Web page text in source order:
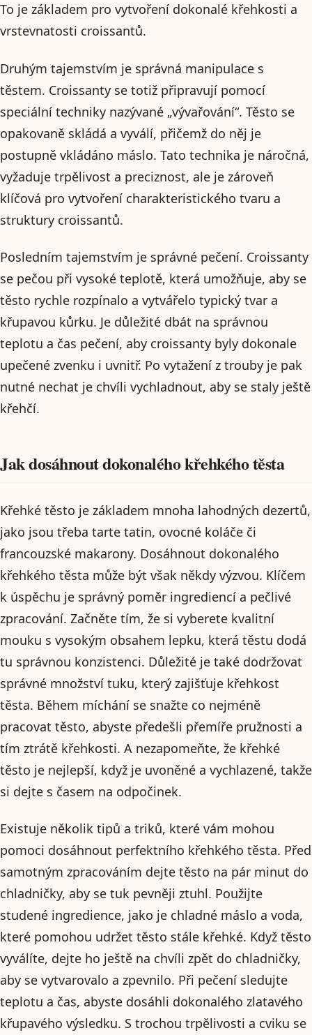
To je základem pro vytvoření dokonalé křehkosti a
vrstevnatosti croissantů.
Druhým tajemstvím je správná manipulace s
těstem. Croissanty se totiž připravují pomocí
speciální techniky nazývané „vývařování“. Těsto se
opakovaně skládá a vyválí, přičemž do něj je
postupně vkládáno máslo. Tato technika je náročná,
vyžaduje trpělivost a preciznost, ale je zároveň
klíčová pro vytvoření charakteristického tvaru a
struktury croissantů.
Posledním tajemstvím je správné pečení. Croissanty
se pečou při vysoké teplotě, která umožňuje, aby se
těsto rychle rozpínalo a vytvářelo typický tvar a
křupavou kůrku. Je důležité dbát na správnou
teplotu a čas pečení, aby croissanty byly dokonale
upečené zvenku i uvnitř. Po vytažení z trouby je pak
nutné nechat je chvíli vychladnout, aby se staly ještě
křehčí.
Jak dosáhnout dokonalého křehkého těsta
Křehké těsto je základem mnoha lahodných dezertů,
jako jsou třeba tarte tatin, ovocné koláče či
francouzské makarony. Dosáhnout dokonalého
křehkého těsta může být však někdy výzvou. Klíčem
k úspěchu je správný poměr ingrediencí a pečlivé
zpracování. Začněte tím, že si vyberete kvalitní
mouku s vysokým obsahem lepku, která těstu dodá
tu správnou konzistenci. Důležité je také dodržovat
správné množství tuku, který zajišťuje křehkost
těsta. Během míchání se snažte co nejméně
pracovat těsto, abyste předešli přemíře pružnosti a
tím ztrátě křehkosti. A nezapomeňte, že křehké
těsto je nejlepší, když je uvoněné a vychlazené, takže
si dejte s časem na odpočinek.
Existuje několik tipů a triků, které vám mohou
pomoci dosáhnout perfektního křehkého těsta. Před
samotným zpracováním dejte těsto na pár minut do
chladničky, aby se tuk pevněji ztuhl. Použijte
studené ingredience, jako je chladné máslo a voda,
které pomohou udržet těsto stále křehké. Když těsto
vyválíte, dejte ho ještě na chvíli zpět do chladničky,
aby se vytvarovalo a zpevnilo. Při pečení sledujte
teplotu a čas, abyste dosáhli dokonalého zlatavého
křupavého výsledku. S trochou trpělivosti a cviku se